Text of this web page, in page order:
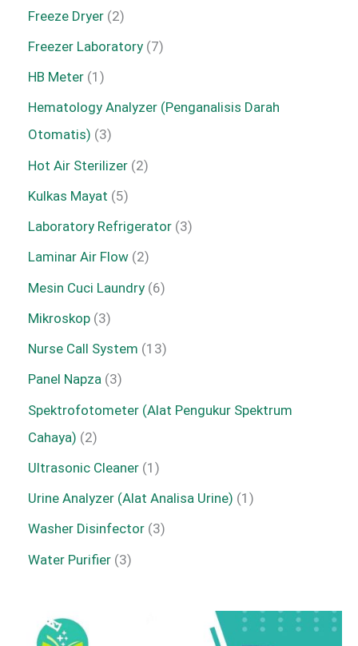
Freeze Dryer 2
Freezer Laboratory 7
HB Meter 1
Hematology Analyzer (Penganalisis Darah
Otomatis) 3
Hot Air Sterilizer 2
Kulkas Mayat 5
Laboratory Refrigerator 3
Laminar Air Flow 2
Mesin Cuci Laundry 6
Mikroskop 3
Nurse Call System 13
Panel Napza 3
Spektrofotometer (Alat Pengukur Spektrum
Cahaya) 2
Ultrasonic Cleaner 1
Urine Analyzer (Alat Analisa Urine) 1
Washer Disinfector 3
Water Purifier 3